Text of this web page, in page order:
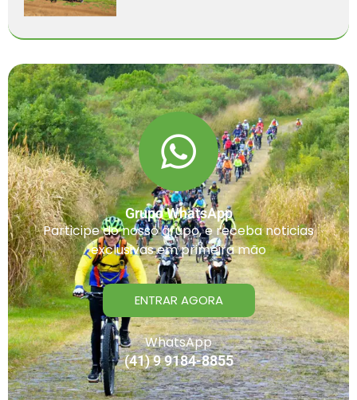
Grupo WhatsApp
Participe do nosso grupo, e receba noticias
exclusivas em primeira mão
ENTRAR AGORA
WhatsApp
(41) 9 9184-8855